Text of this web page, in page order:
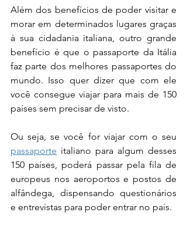
Além dos benefícios de poder visitar e
morar em determinados lugares graças
à sua cidadania italiana, outro grande
benefício é que o passaporte da Itália
faz parte dos melhores passaportes do
mundo. Isso quer dizer que com ele
você consegue viajar para mais de 150
países sem precisar de visto.
passaporte italiano para algum desses
150 países, poderá passar pela fila de
europeus nos aeroportos e postos de
alfândega, dispensando questionários
e entrevistas para poder entrar no país.